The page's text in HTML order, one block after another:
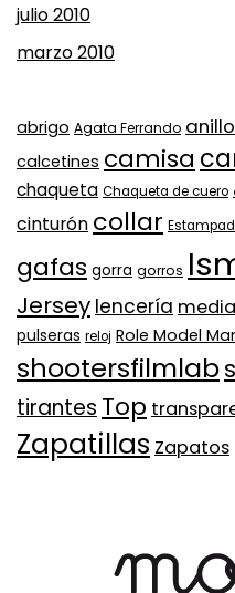
julio 2010
marzo 2010
abrigo Agata Ferrando anillo
calcetines camisa
chaqueta Chaqueta de cuero
cinturón collar
gafas gorra gorros
Jersey lencería
pulseras reloj Role Model
shootersfilmlab
tirantes Top
Zapatillas Zapatos